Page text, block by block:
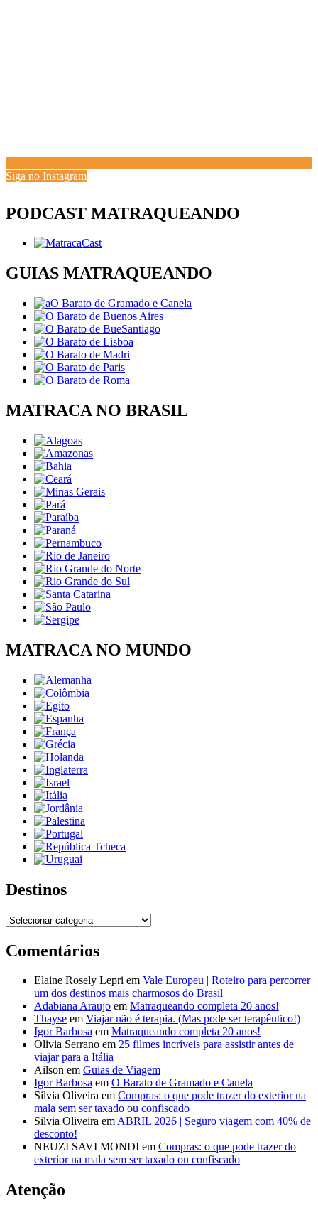
Siga no Instagram
PODCAST MATRAQUEANDO
GUIAS MATRAQUEANDO
MATRACA NO BRASIL
MATRACA NO MUNDO
Destinos
Destinos
Comentários
Elaine Rosely Lepri em Vale Europeu | Roteiro para percorrer
um dos destinos mais charmosos do Brasil
Adabiana Araujo em Matraqueando completa 20 anos!
Thayse em Viajar não é terapia. (Mas pode ser terapêutico!)
Igor Barbosa em Matraqueando completa 20 anos!
Olivia Serrano em 25 filmes incríveis para assistir antes de
viajar para a Itália
Ailson em Guias de Viagem
Igor Barbosa em O Barato de Gramado e Canela
Silvia Oliveira em Compras: o que pode trazer do exterior na
mala sem ser taxado ou confiscado
Silvia Oliveira emABRIL 2026 | Seguro viagem com 40% de
desconto!
NEUZI SAVI MONDI em Compras: o que pode trazer do
exterior na mala sem ser taxado ou confiscado
Atenção